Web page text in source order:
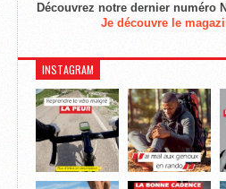
Découvrez notre dernier numéro
Je découvre le
INSTAGRAM